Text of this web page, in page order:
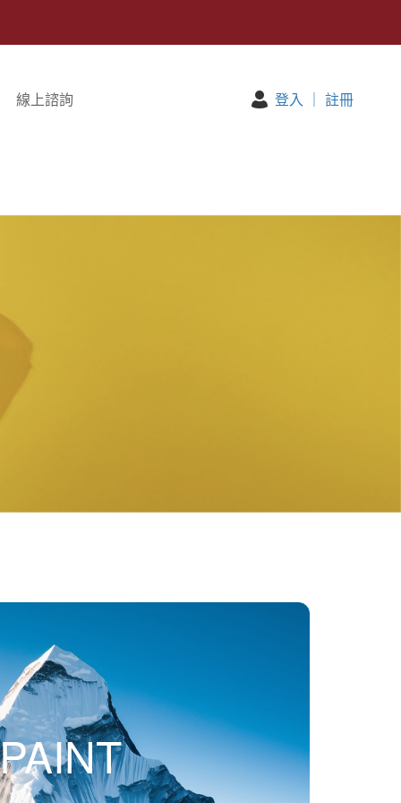
線上諮詢 登入 ｜ 註冊